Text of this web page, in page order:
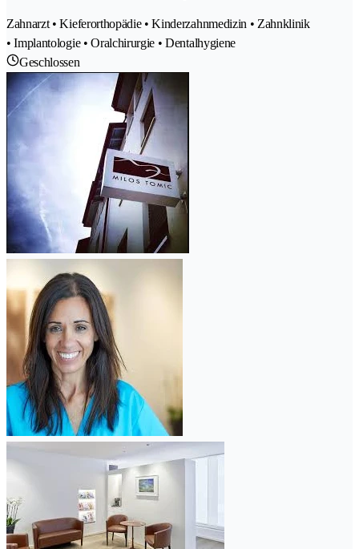
Zahnarzt • Kieferorthopädie • Kinderzahnmedizin • Zahnklinik
• Implantologie • Oralchirurgie • Dentalhygiene
Geschlossen